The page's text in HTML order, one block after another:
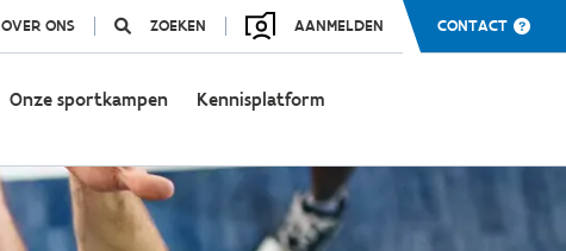
OVER ONS ZOEKEN AANMELDEN CONTACT
Onze sportkampen Kennisplatform